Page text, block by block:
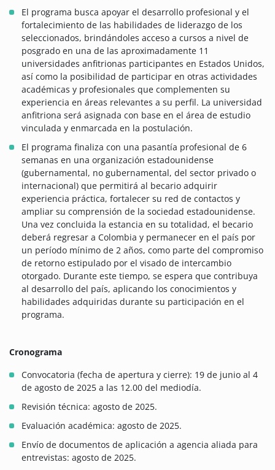
El programa busca apoyar el desarrollo profesional y el
fortalecimiento de las habilidades de liderazgo de los
seleccionados, brindándoles acceso a cursos a nivel de
posgrado en una de las aproximadamente 11
universidades anfitrionas participantes en Estados Unidos,
así como la posibilidad de participar en otras actividades
académicas y profesionales que complementen su
experiencia en áreas relevantes a su perfil. La universidad
anfitriona será asignada con base en el área de estudio
vinculada y enmarcada en la postulación.
El programa finaliza con una pasantía profesional de 6
semanas en una organización estadounidense
(gubernamental, no gubernamental, del sector privado o
internacional) que permitirá al becario adquirir
experiencia práctica, fortalecer su red de contactos y
ampliar su comprensión de la sociedad estadounidense.
Una vez concluida la estancia en su totalidad, el becario
deberá regresar a Colombia y permanecer en el país por
un período mínimo de 2 años, como parte del compromiso
de retorno estipulado por el visado de intercambio
otorgado. Durante este tiempo, se espera que contribuya
al desarrollo del país, aplicando los conocimientos y
habilidades adquiridas durante su participación en el
programa.
Cronograma
Convocatoria (fecha de apertura y cierre): 19 de junio al 4
de agosto de 2025 a las 12.00 del mediodía.
Revisión técnica: agosto de 2025.
Evaluación académica: agosto de 2025.
Envío de documentos de aplicación a agencia aliada para
entrevistas: agosto de 2025.